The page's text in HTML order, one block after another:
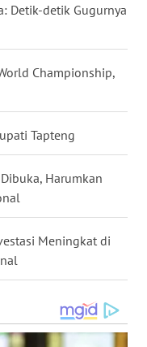
Detik-detik Gugurnya
Championship,
Tapteng
Harumkan
Meningkat di